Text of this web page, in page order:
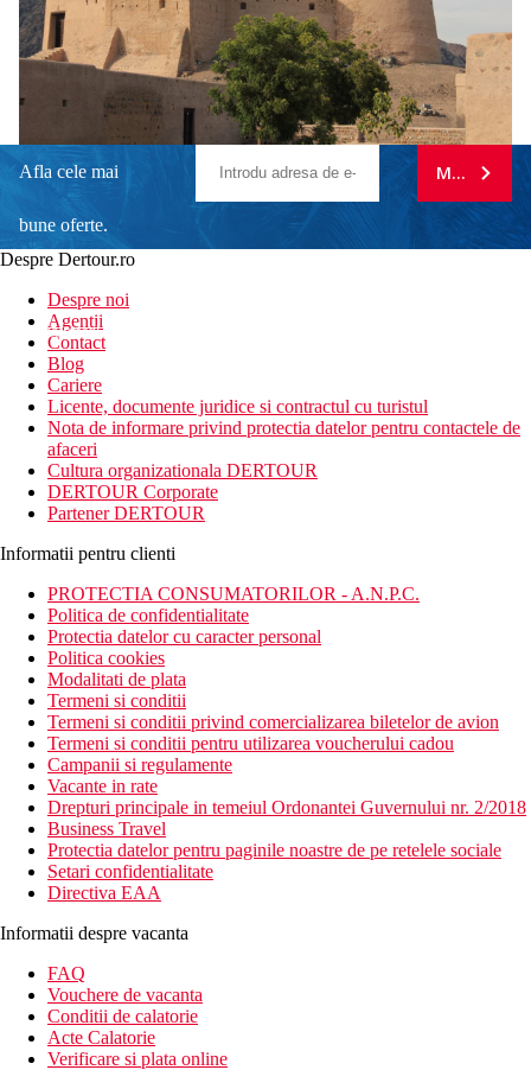
Afla cele mai
bune oferte.
newsletter!
MA
Despre Dertour.ro
Despre noi
Agentii
Contact
Blog
Cariere
Licente, documente juridice si contractul cu turistul
Nota de informare privind protectia datelor pentru contactele de
afaceri
Cultura organizationala DERTOUR
DERTOUR Corporate
Partener DERTOUR
Informatii pentru clienti
PROTECTIA CONSUMATORILOR - A.N.P.C.
Politica de confidentialitate
Protectia datelor cu caracter personal
Politica cookies
Modalitati de plata
Termeni si conditii
Termeni si conditii privind comercializarea biletelor de avion
Termeni si conditii pentru utilizarea voucherului cadou
Campanii si regulamente
Vacante in rate
Drepturi principale in temeiul Ordonantei Guvernului nr. 2/2018
Business Travel
Protectia datelor pentru paginile noastre de pe retelele sociale
Setari confidentialitate
Directiva EAA
Informatii despre vacanta
FAQ
Vouchere de vacanta
Conditii de calatorie
Acte Calatorie
Verificare si plata online